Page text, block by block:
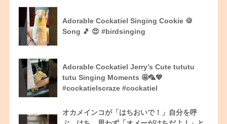
Adorable Cockatiel Singing Cookie 🍪
Song 🎵 😍 #birdsinging
Adorable Cockatiel Jerry’s Cute tututu
tutu Singing Moments 🤩🦜💖
#cockatielscraze #cockatiel
オカメインコが「はちおいで！」自分を呼